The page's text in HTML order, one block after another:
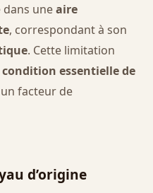
uneaire
, correspondant à son
. Cette limitation
condition essentielle de
facteur de
d’origine